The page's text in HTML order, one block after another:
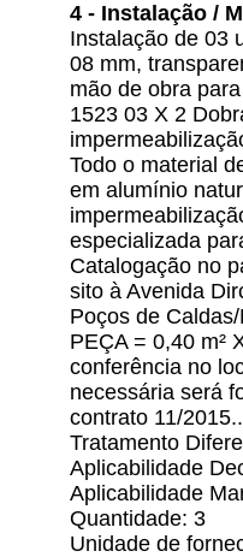
4 - Instalação /
Instalação de 03
08 mm,
mão de obra
1523 03 X 2
Todo o material
em alumínio
especializada
Catalogação no
sito à Avenida
Poços de
PEÇA = 0,40 m²
conferência no
necessária será
contrato 11/
Tratamento
Aplicabilidade
Aplicabilidade
Quantidade: 3
Unidade de